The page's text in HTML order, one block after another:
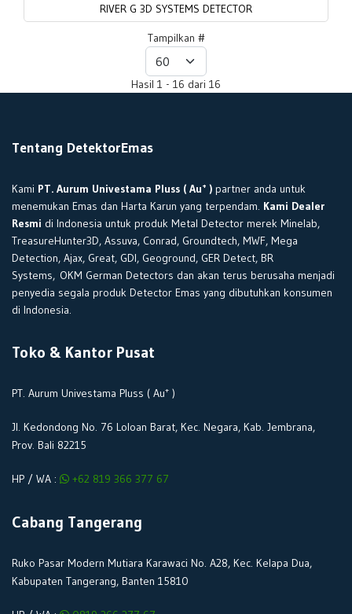
RIVER G 3D SYSTEMS DETECTOR
Tampilkan #
Hasil 1 - 16 dari 16
Tentang DetektorEmas
Kami PT. Aurum Univestama Pluss ( Au+ ) partner anda untuk
menemukan Emas dan Harta Karun yang terpendam. Kami Dealer
Resmi di Indonesia untuk produk Metal Detector merek Minelab,
TreasureHunter3D, Assuva, Conrad, Groundtech, MWF, Mega
Detection, Ajax, Great, GDI, Geoground, GER Detect, BR
Systems, OKM German Detectors dan akan terus berusaha menjadi
penyedia segala produk Detector Emas yang dibutuhkan konsumen
di Indonesia.
Toko & Kantor Pusat
PT. Aurum Univestama Pluss ( Au+ )
Jl. Kedondong No. 76 Loloan Barat, Kec. Negara, Kab. Jembrana,
Prov. Bali 82215
HP / WA : +62 819 366 377 67
Cabang Tangerang
Ruko Pasar Modern Mutiara Karawaci No. A28, Kec. Kelapa Dua,
Kabupaten Tangerang, Banten 15810